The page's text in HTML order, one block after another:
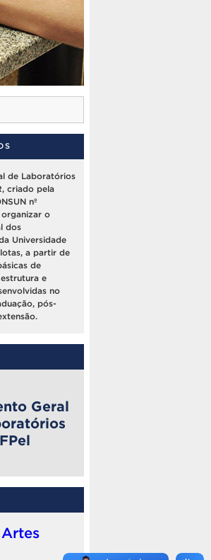
de Laboratórios
criado pela
nº
o
dos
Universidade
a partir de
de
e
no
pós-
Geral
Artes